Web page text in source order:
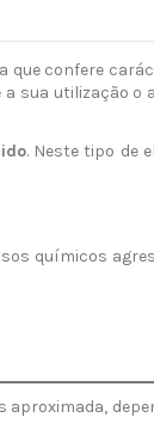
que confere
sua utilização
. Neste tipo de
químicos